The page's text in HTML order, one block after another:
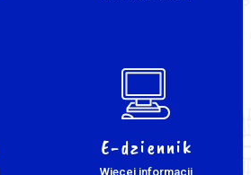
E-dziennik
Więcej informacji